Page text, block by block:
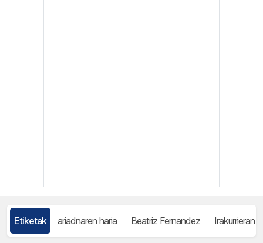
Etiketak ariadnaren haria Beatriz Fernandez Irakurrieran